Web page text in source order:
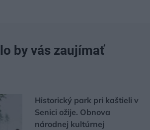
by vás zaujímať
Historický park pri kaštieli v
Senici ožije. Obnova
národnej kultúrnej